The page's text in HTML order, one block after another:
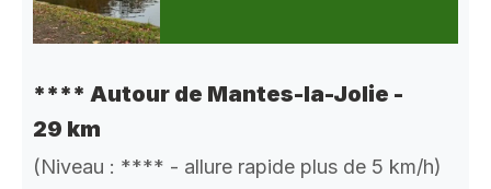
**** Autour de Mantes-la-Jolie -
29 km
(Niveau : **** - allure rapide plus de 5 km/h)